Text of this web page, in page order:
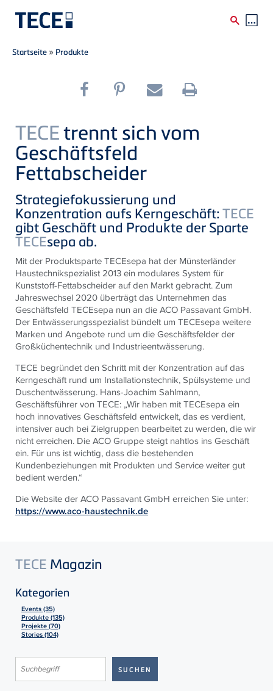
Direkt zum Inhalt
Breadcrumb
Startseite » Produkte
TECEtrennt sich vom
Geschäftsfeld
Fettabscheider
Strategiefokussierung und
Konzentration aufs Kerngeschäft: TECE
gibt Geschäft und Produkte der Sparte
TECEsepa ab.
Mit der Produktsparte TECEsepa hat der Münsterländer
Haustechnikspezialist 2013 ein modulares System für
Kunststoff-Fettabscheider auf den Markt gebracht. Zum
Jahreswechsel 2020 überträgt das Unternehmen das
Geschäftsfeld TECEsepa nun an die ACO Passavant GmbH.
Der Entwässerungsspezialist bündelt um TECEsepa weitere
Marken und Angebote rund um die Geschäftsfelder der
Großküchentechnik und Industrieentwässerung.
TECE begründet den Schritt mit der Konzentration auf das
Kerngeschäft rund um Installationstechnik, Spülsysteme und
Duschentwässerung. Hans-Joachim Sahlmann,
Geschäftsführer von TECE: „Wir haben mit TECEsepa ein
hoch innovatives Geschäftsfeld entwickelt, das es verdient,
intensiver auch bei Zielgruppen bearbeitet zu werden, die wir
nicht erreichen. Die ACO Gruppe steigt nahtlos ins Geschäft
ein. Für uns ist wichtig, dass die bestehenden
Kundenbeziehungen mit Produkten und Service weiter gut
bedient werden.“
Die Website der ACO Passavant GmbH erreichen Sie unter:
https://www.aco-haustechnik.de
TECE Magazin
Kategorien
Events (35)
Produkte (135)
Projekte (70)
Stories (104)